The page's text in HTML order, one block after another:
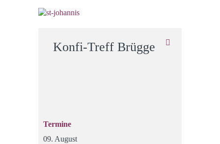
Konfi-Treff Brügge
Termine
09. August